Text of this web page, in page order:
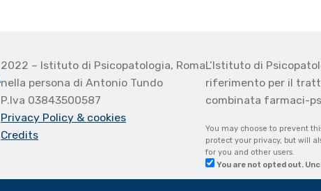
2022 – Istituto di Psicopatologia, Roma
nella persona di Antonio Tundo
P.Iva 03843500587
Privacy Policy & cookies
Credits
L’Istituto di
riferimento per il
combinata farmaci-
You may choose to prevent
protect your privacy, but will
for you and other users.
You are not opted out.